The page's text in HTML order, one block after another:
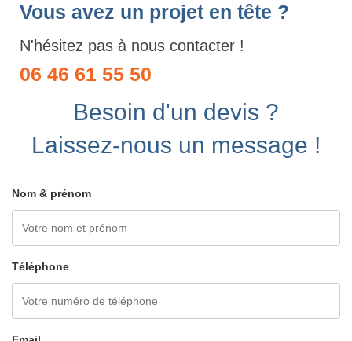
Vous avez un projet en tête ?
N'hésitez pas à nous contacter !
06 46 61 55 50
Besoin d'un devis ?
Laissez-nous un message !
Nom & prénom
Téléphone